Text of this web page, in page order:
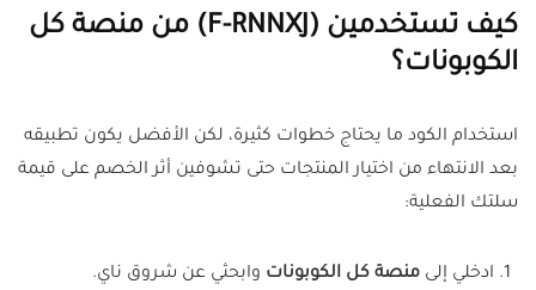
كيف تستخدمين (F-RNNXJ) من منصة كل
الكوبونات؟
استخدام الكود ما يحتاج خطوات كثيرة، لكن الأفضل يكون تطبيقه
بعد الانتهاء من اختيار المنتجات حتى تشوفين أثر الخصم على قيمة
سلتك الفعلية:
ادخلي إلى منصة كل الكوبونات وابحثي عن شروق ناي.